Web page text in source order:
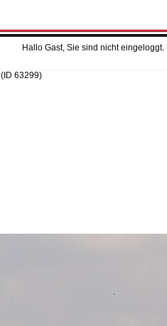
Hallo Gast, Sie sind nicht eingeloggt.
(ID 63299)